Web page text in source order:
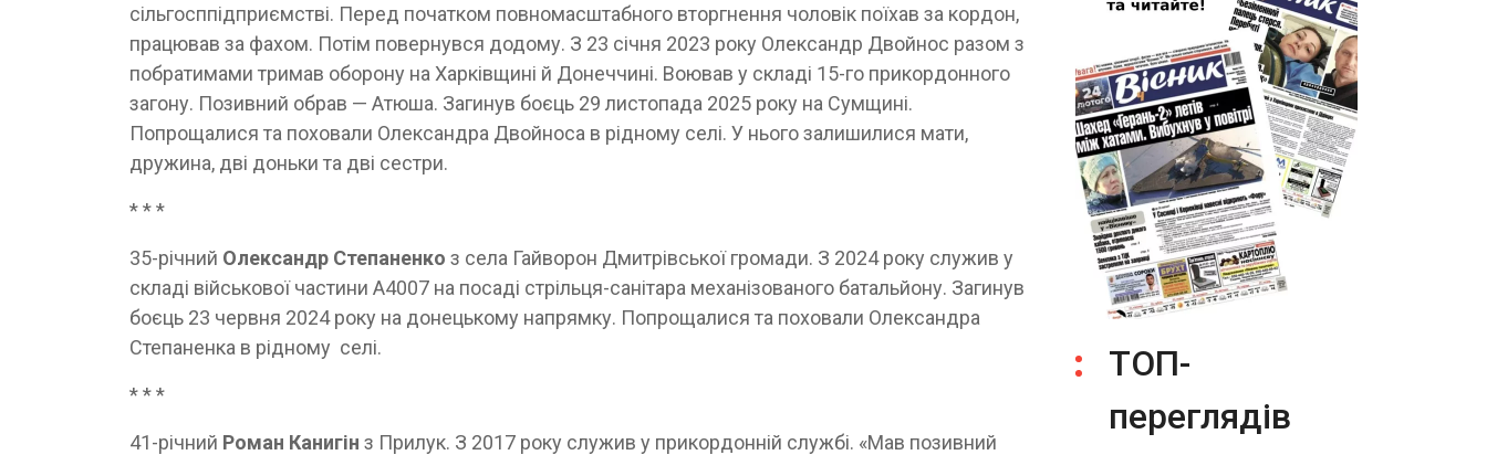
сільгосппідприємстві. Перед початком повномасштабного вторгнення чоловік поїхав за кордон,
працював за фахом. Потім повернувся додому. З 23 січня 2023 року Олександр Двойнос разом з
побратимами тримав оборону на Харківщині й Донеччині. Воював у складі 15-го прикордонного
загону. Позивний обрав — Атюша. Загинув боєць 29 листопада 2025 року на Сумщині.
Попрощалися та поховали Олександра Двойноса в рідному селі. У нього залишилися мати,
дружина, дві доньки та дві сестри.
* * *
35-річний Олександр Степаненко з села Гайворон Дмитрівської громади. З 2024 року служив у
складі військової частини А4007 на посаді стрільця-санітара механізованого батальйону. Загинув
боєць 23 червня 2024 року на донецькому напрямку. Попрощалися та поховали Олександра
Степаненка в рідному селі.
* * *
41-річний Роман Канигін з Прилук. З 2017 року служив у прикордонній службі. «Мав позивний
ТОП-
переглядів